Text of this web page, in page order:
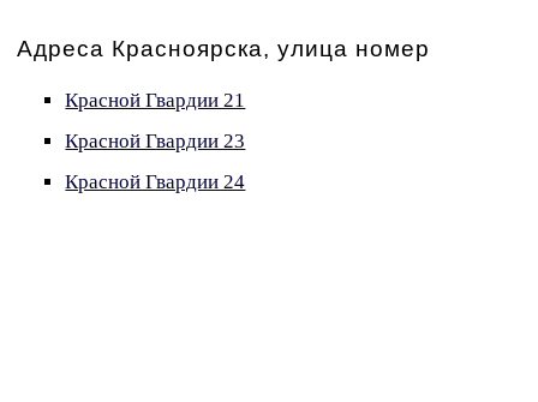
Адреса Красноярска, улица номер
Красной Гвардии 21
Красной Гвардии 23
Красной Гвардии 24